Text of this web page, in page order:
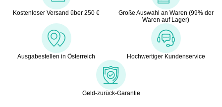
Kostenloser Versand über 250 €
Große Auswahl an Waren (99% der
Waren auf Lager)
Ausgabestellen in Österreich Hochwertiger Kundenservice
Geld-zurück-Garantie